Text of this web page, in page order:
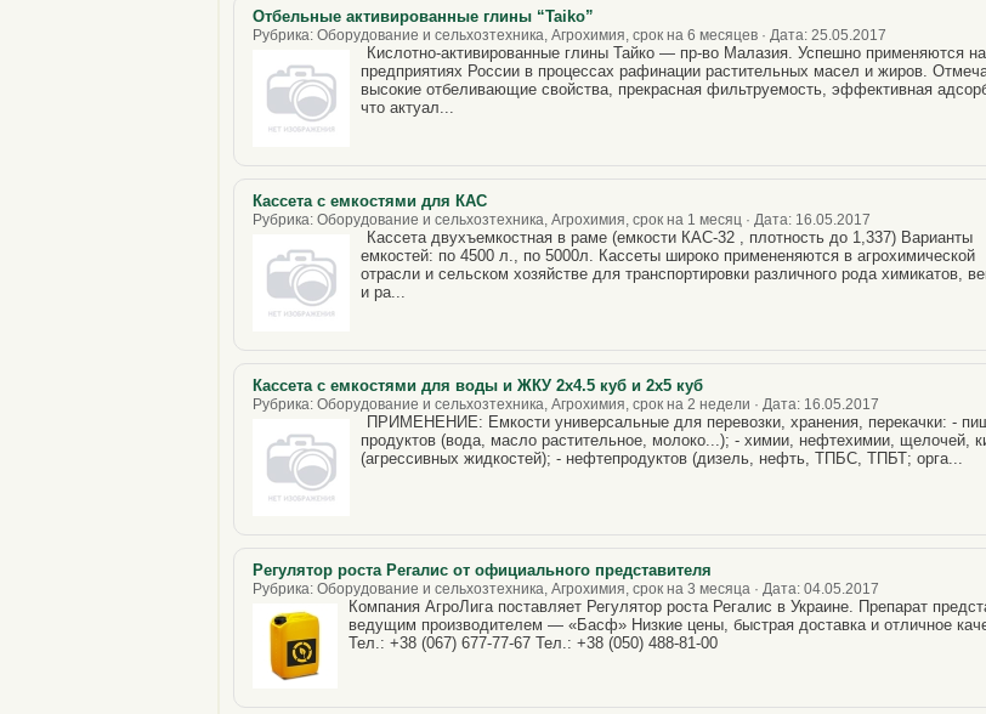
Отбельные активированные глины “Taiko”
Рубрика: Оборудование и сельхозтехника, Агрохимия, срок на 6 месяцев · Дата: 25.05.2017
Кислотно-активированные глины Тайко — пр-во Малазия. Успешно применяются на
предприятиях России в процессах рафинации растительных масел и жиров.
высокие отбеливающие свойства, прекрасная фильтруемость, эффективная
что актуал...
Кассета с емкостями для КАС
Рубрика: Оборудование и сельхозтехника, Агрохимия, срок на 1 месяц · Дата: 16.05.2017
Кассета двухъемкостная в раме (емкости КАС-32 , плотность до 1,337) Варианты
емкостей: по 4500 л., по 5000л. Кассеты широко примененяются в агрохимической
отрасли и сельском хозяйстве для транспортировки различного рода химикатов,
и ра...
Кассета с емкостями для воды и ЖКУ 2х4.5 куб и 2х5 куб
Рубрика: Оборудование и сельхозтехника, Агрохимия, срок на 2 недели · Дата: 16.05.2017
ПРИМЕНЕНИЕ: Емкости универсальные для перевозки, хранения, перекачки: -
продуктов (вода, масло растительное, молоко...); - химии, нефтехимии, щелочей,
(агрессивных жидкостей); - нефтепродуктов (дизель, нефть, ТПБС, ТПБТ; орга...
Регулятор роста Регалис от официального представителя
Рубрика: Оборудование и сельхозтехника, Агрохимия, срок на 3 месяца · Дата: 04.05.2017
Компания АгроЛига поставляет Регулятор роста Регалис в Украине. Препарат
ведущим производителем — «Басф» Низкие цены, быстрая доставка и отличное
Тел.: +38 (067) 677-77-67 Тел.: +38 (050) 488-81-00